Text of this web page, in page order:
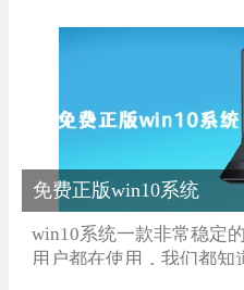
版本可以尝试，让你依旧
统运行，全面操作的优化
能，充分展示电脑性能，
免费正版win10系统
win10系统一款非常稳定
用户都在使用，我们都知